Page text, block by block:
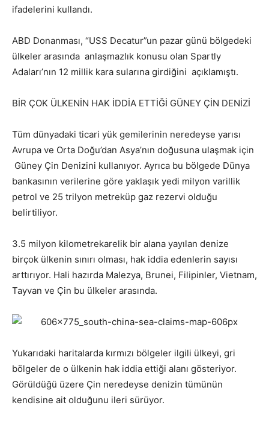
ifadelerini kullandı.
ABD Donanması, “USS Decatur”un pazar günü bölgedeki
ülkeler arasında anlaşmazlık konusu olan Spartly
Adaları’nın 12 millik kara sularına girdiğini açıklamıştı.
BİR ÇOK ÜLKENİN HAK İDDİA ETTİĞİ GÜNEY ÇİN DENİZİ
Tüm dünyadaki ticari yük gemilerinin neredeyse yarısı
Avrupa ve Orta Doğu’dan Asya’nın doğusuna ulaşmak için
Güney Çin Denizini kullanıyor. Ayrıca bu bölgede Dünya
bankasının verilerine göre yaklaşık yedi milyon varillik
petrol ve 25 trilyon metreküp gaz rezervi olduğu
belirtiliyor.
3.5 milyon kilometrekarelik bir alana yayılan denize
birçok ülkenin sınırı olması, hak iddia edenlerin sayısı
arttırıyor. Hali hazırda Malezya, Brunei, Filipinler, Vietnam,
Tayvan ve Çin bu ülkeler arasında.
Yukarıdaki haritalarda kırmızı bölgeler ilgili ülkeyi, gri
bölgeler de o ülkenin hak iddia ettiği alanı gösteriyor.
Görüldüğü üzere Çin neredeyse denizin tümünün
kendisine ait olduğunu ileri sürüyor.